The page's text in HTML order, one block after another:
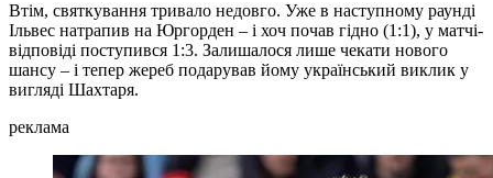
Втім, святкування тривало недовго. Уже в наступному раунді
Ільвес натрапив на Юргорден – і хоч почав гідно (1:1), у матчі-
відповіді поступився 1:3. Залишалося лише чекати нового
шансу – і тепер жереб подарував йому український виклик у
вигляді Шахтаря.
реклама